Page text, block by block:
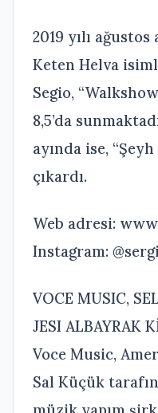
2019 yılı
Keten Helva
Segio,
8,5’da
ayında ise,
çıkardı.
Web adresi:
Instagram:
VOCE MUSIC,
JESI ALBAYRAK
Voce Music,
Sal Küçük